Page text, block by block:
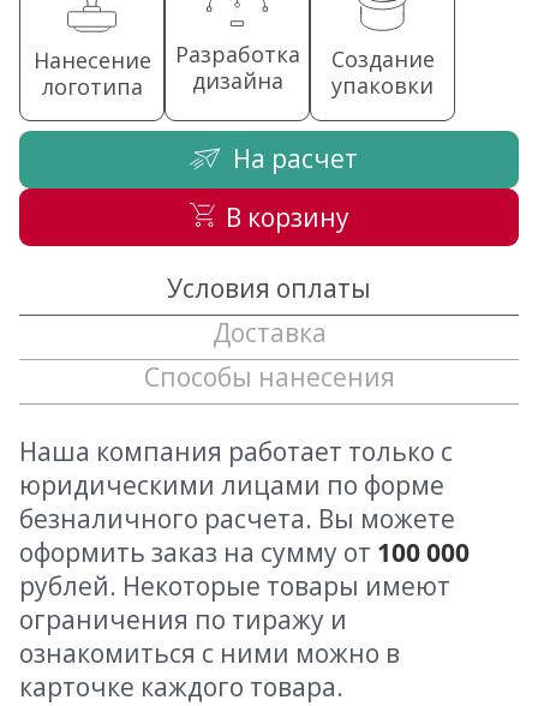
Нанесение
логотипа
Разработка
дизайна
Создание
упаковки
На расчет
В корзину
Условия оплаты
Доставка
Способы нанесения
Наша компания работает только с
юридическими лицами по форме
безналичного расчета. Вы можете
оформить заказ на сумму от 100 000
рублей. Некоторые товары имеют
ограничения по тиражу и
ознакомиться с ними можно в
карточке каждого товара.